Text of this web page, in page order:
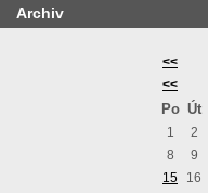
Archiv
<<
<<
Po Út
1 2
8
9
15
16